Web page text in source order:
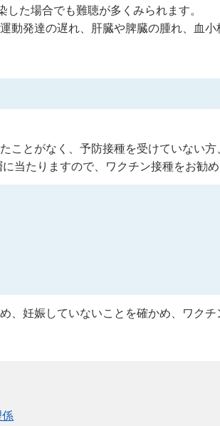
た場合でも難聴が多くみられます。
動発達の遅れ、肝臓や脾臓の腫れ、血小
ことがなく、予防接種を受けていない方
当たりますので、ワクチン接種をお勧め
、妊娠していないことを確かめ、ワクチ
係